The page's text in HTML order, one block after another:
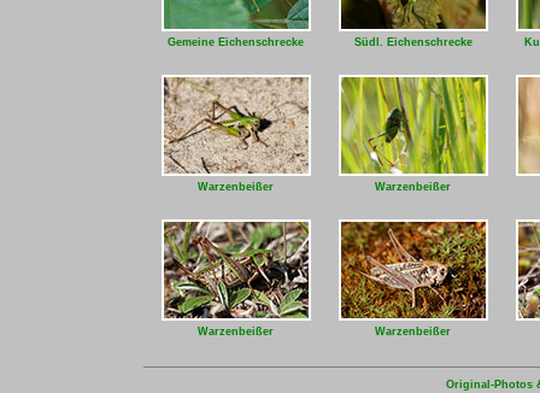
Gemeine Eichenschrecke Südl. Eichenschrecke
Warzenbeißer Warzenbeißer
Warzenbeißer Warzenbeißer
Original-Photos